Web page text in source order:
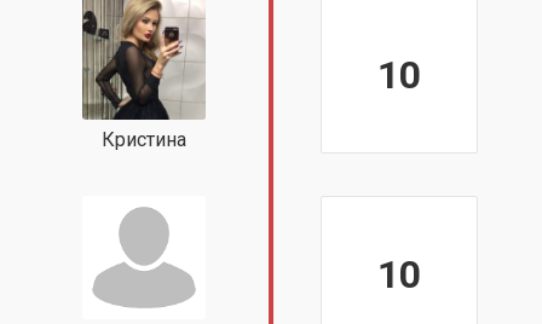
Кристина
10
10